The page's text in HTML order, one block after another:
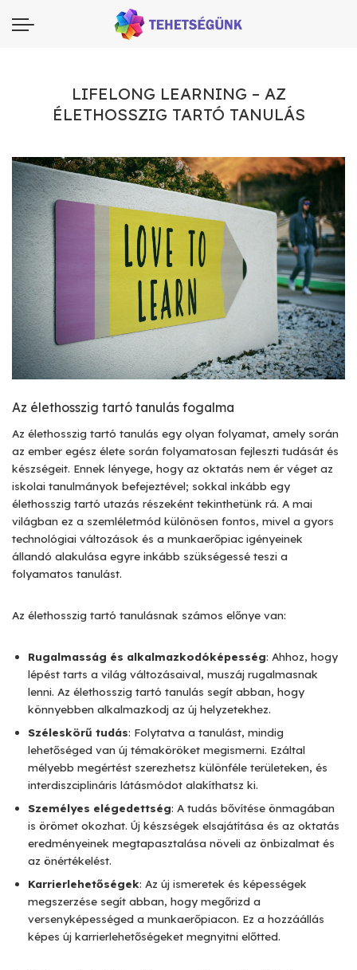
LIFELONG LEARNING – AZ
ÉLETHOSSZIG TARTÓ TANULÁS
Az élethosszig tartó tanulás fogalma
Az élethosszig tartó tanulás egy olyan folyamat, amely során
az ember egész élete során folyamatosan fejleszti tudását és
készségeit. Ennek lényege, hogy az oktatás nem ér véget az
iskolai tanulmányok befejeztével; sokkal inkább egy
élethosszig tartó utazás részeként tekinthetünk rá. A mai
világban ez a szemléletmód különösen fontos, mivel a gyors
technológiai változások és a munkaerőpiac igényeinek
állandó alakulása egyre inkább szükségessé teszi a
folyamatos tanulást.
Az élethosszig tartó tanulásnak számos előnye van:
Rugalmasság és alkalmazkodóképesség: Ahhoz, hogy
lépést tarts a világ változásaival, muszáj rugalmasnak
lenni. Az élethosszig tartó tanulás segít abban, hogy
könnyebben alkalmazkodj az új helyzetekhez.
Széleskörű tudás: Folytatva a tanulást, mindig
lehetőséged van új témaköröket megismerni. Ezáltal
mélyebb megértést szerezhetsz különféle területeken, és
interdiszciplináris látásmódot alakíthatsz ki.
Személyes elégedettség: A tudás bővítése önmagában
is örömet okozhat. Új készségek elsajátítása és az oktatás
eredményeinek megtapasztalása növeli az önbizalmat és
az önértékelést.
Karrierlehetőségek: Az új ismeretek és képességek
megszerzése segít abban, hogy megőrizd a
versenyképességed a munkaerőpiacon. Ez a hozzáállás
képes új karrierlehetőségeket megnyitni előtted.